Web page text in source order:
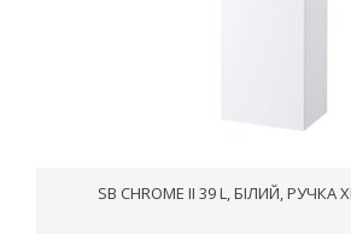
SB CHROME II 39 L, БІЛИЙ,